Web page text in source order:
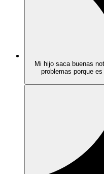
Mi hijo saca buenas
problemas porque